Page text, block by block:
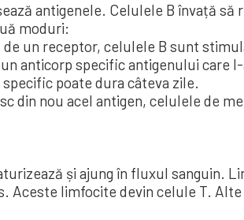
antigenele. Celulele B învață
moduri:
de un receptor, celulele B sunt
anticorp specific antigenului care
poate dura câteva zile.
din nou acel antigen, celulele de
și ajung în fluxul sanguin.
limfocite devin celule T.